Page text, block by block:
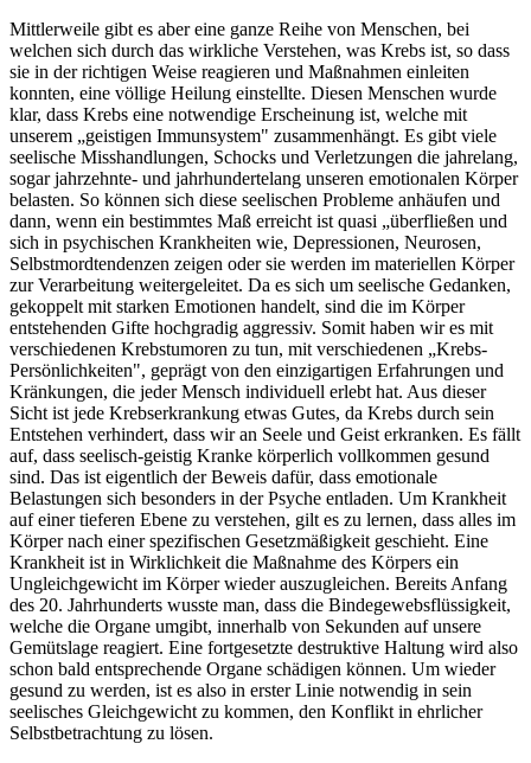
Mittlerweile gibt es aber eine ganze Reihe von Menschen, bei
welchen sich durch das wirkliche Verstehen, was Krebs ist, so dass
sie in der richtigen Weise reagieren und Maßnahmen einleiten
konnten, eine völlige Heilung einstellte. Diesen Menschen wurde
klar, dass Krebs eine notwendige Erscheinung ist, welche mit
unserem „geistigen Immunsystem" zusammenhängt. Es gibt viele
seelische Misshandlungen, Schocks und Verletzungen die jahrelang,
sogar jahrzehnte- und jahrhundertelang unseren emotionalen Körper
belasten. So können sich diese seelischen Probleme anhäufen und
dann, wenn ein bestimmtes Maß erreicht ist quasi „überfließen und
sich in psychischen Krankheiten wie, Depressionen, Neurosen,
Selbstmordtendenzen zeigen oder sie werden im materiellen Körper
zur Verarbeitung weitergeleitet. Da es sich um seelische Gedanken,
gekoppelt mit starken Emotionen handelt, sind die im Körper
entstehenden Gifte hochgradig aggressiv. Somit haben wir es mit
verschiedenen Krebstumoren zu tun, mit verschiedenen „Krebs-
Persönlichkeiten", geprägt von den einzigartigen Erfahrungen und
Kränkungen, die jeder Mensch individuell erlebt hat. Aus dieser
Sicht ist jede Krebserkrankung etwas Gutes, da Krebs durch sein
Entstehen verhindert, dass wir an Seele und Geist erkranken. Es fällt
auf, dass seelisch-geistig Kranke körperlich vollkommen gesund
sind. Das ist eigentlich der Beweis dafür, dass emotionale
Belastungen sich besonders in der Psyche entladen. Um Krankheit
auf einer tieferen Ebene zu verstehen, gilt es zu lernen, dass alles im
Körper nach einer spezifischen Gesetzmäßigkeit geschieht. Eine
Krankheit ist in Wirklichkeit die Maßnahme des Körpers ein
Ungleichgewicht im Körper wieder auszugleichen. Bereits Anfang
des 20. Jahrhunderts wusste man, dass die Bindegewebsflüssigkeit,
welche die Organe umgibt, innerhalb von Sekunden auf unsere
Gemütslage reagiert. Eine fortgesetzte destruktive Haltung wird also
schon bald entsprechende Organe schädigen können. Um wieder
gesund zu werden, ist es also in erster Linie notwendig in sein
seelisches Gleichgewicht zu kommen, den Konflikt in ehrlicher
Selbstbetrachtung zu lösen.